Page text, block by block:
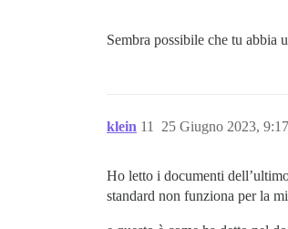
Sembra possibile che tu abbia
klein 25 Giugno 2023,
11
Ho letto i documenti
standard non funziona per la